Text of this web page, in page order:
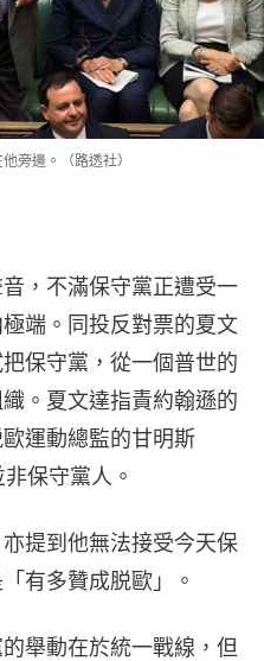
旁邊。（路透社）
，不滿保守黨正遭受一
端。同投反對票的夏文
保守黨，從一個普世的
。夏文達指責約翰遜的
運動總監的甘明斯
保守黨人。
提到他無法接受今天保
有多贊成脱歐」。
舉動在於統一戰線，但